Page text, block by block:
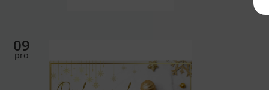
09
pro